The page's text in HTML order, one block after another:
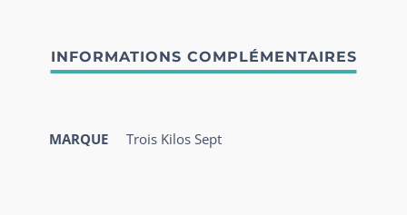
MARQUE Trois Kilos Sept